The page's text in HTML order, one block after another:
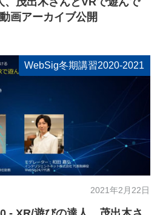
画アーカイブ公開
WebSig冬期講習2020-2021
2021年2月22日